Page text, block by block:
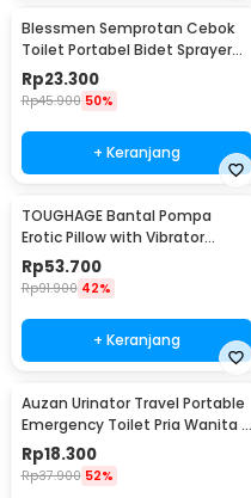
Blessmen Semprotan Cebok
Toilet Portabel Bidet Sprayer
450ml - WR-450
Rp23.300
Rp45.900 50%
+ Keranjang
TOUGHAGE Bantal Pompa
Erotic Pillow with Vibrator
Holder - PF3102
Rp53.700
Rp91.900 42%
+ Keranjang
Auzan Urinator Travel Portable
Emergency Toilet Pria Wanita -
C1676
Rp18.300
Rp37.900 52%